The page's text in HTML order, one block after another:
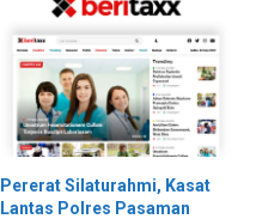
Pererat Silaturahmi, Kasat
Lantas Polres Pasaman